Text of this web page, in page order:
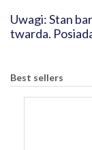
Uwagi: Stan
twarda.
Best sellers